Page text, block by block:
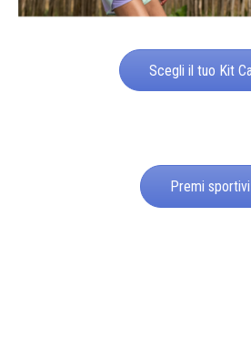
Scegli il tuo Kit
Premi sportivi